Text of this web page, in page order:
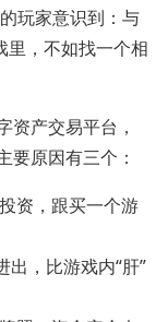
玩家意识到：与
里，不如找一个相
资产交易平台，
要原因有三个：
资，跟买一个游
出，比游戏内“肝”